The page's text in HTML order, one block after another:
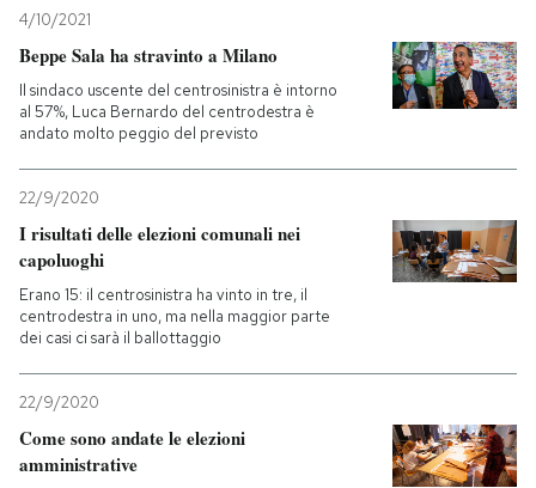
CALENDARIO
AREA PERSONALE
Entra
4/10/2021
Beppe Sala ha stravinto a Milano
Il sindaco uscente del centrosinistra è intorno
al 57%, Luca Bernardo del centrodestra è
andato molto peggio del previsto
22/9/2020
I risultati delle elezioni comunali nei
capoluoghi
Erano 15: il centrosinistra ha vinto in tre, il
centrodestra in uno, ma nella maggior parte
dei casi ci sarà il ballottaggio
22/9/2020
Come sono andate le elezioni
amministrative